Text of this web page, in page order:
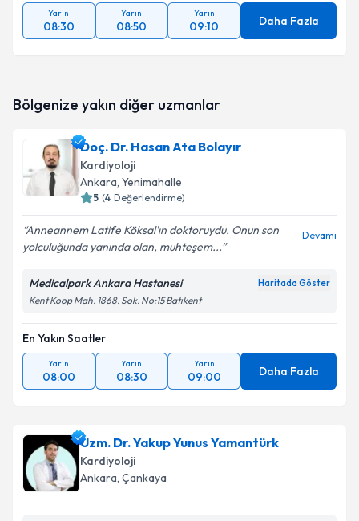
Yarın
08:30
Yarın
08:50
Yarın
09:10 Daha Fazla
Bölgenize yakın diğer uzmanlar
Doç. Dr. Hasan Ata Bolayır
Kardiyoloji
Ankara, Yenimahalle
5 (4 Değerlendirme)
Anneannem Latife Köksal'ın doktoruydu. Onun son
yolculuğunda yanında olan, muhteşem...
Devamı
Medicalpark Ankara Hastanesi Haritada Göster
Kent Koop Mah. 1868. Sok. No:15 Batıkent
En Yakın Saatler
Yarın
08:00
Yarın
08:30
Yarın
09:00 Daha Fazla
Uzm. Dr. Yakup Yunus Yamantürk
Kardiyoloji
Ankara, Çankaya